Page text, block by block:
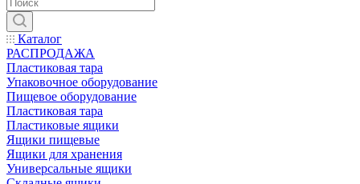
Каталог
РАСПРОДАЖА
Пластиковая тара
Упаковочное оборудование
Пищевое оборудование
Пластиковая тара
Пластиковые ящики
Ящики пищевые
Ящики для хранения
Универсальные ящики